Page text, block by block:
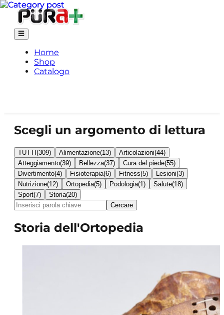
Home
Shop
Catalogo
Scegli un argomento di lettura
TUTTI (309) Alimentazione(13) Articolazioni(44)
Atteggiamento(39) Bellezza(37) Cura del piede(55)
Divertimento(4) Fisioterapia(6) Fitness(5) Lesioni(3)
Nutrizione(12) Ortopedia(5) Podologia(1) Salute(18)
Sport(7) Storia(20)
Cercare
Storia dell'Ortopedia